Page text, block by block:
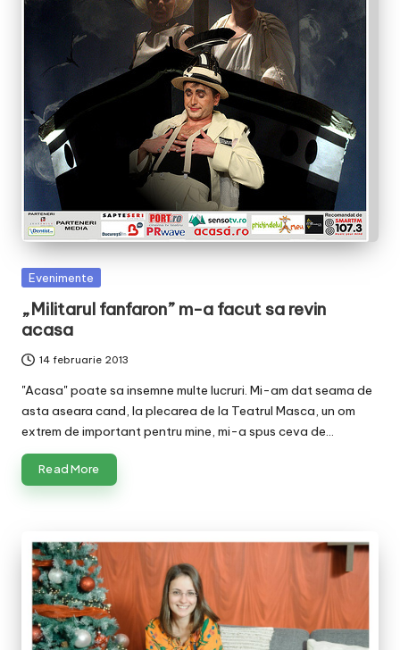
v
a
c
O
nl
in
e
Posted
Evenimente
„Militarul fanfaron” m-a facut sa revin
acasa
14 februarie 2013
"Acasa" poate sa insemne multe lucruri. Mi-am dat seama de
asta aseara cand, la plecarea de la Teatrul Masca, un om
extrem de important pentru mine, mi-a spus ceva de…
Read More